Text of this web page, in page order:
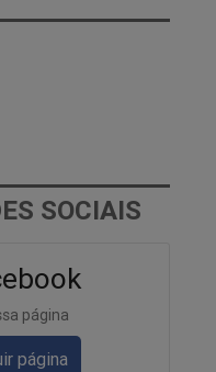
SOCIAIS
página
página